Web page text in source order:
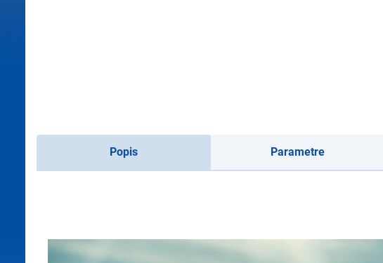
Popis Parametre